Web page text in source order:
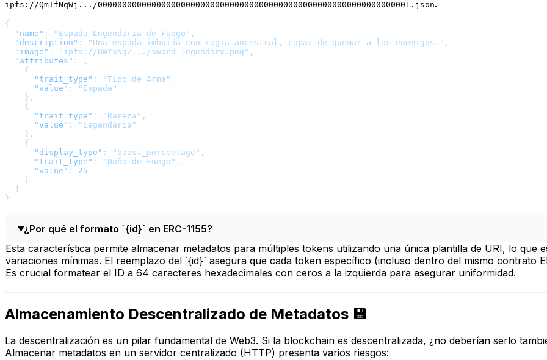
ipfs://QmTfNqWj.../0000000000000000000000000000000000000000000000000000000000000001.json.
{
"name" : "Espada Legendaria de Fuego" ,
"description" : "Una espada imbuida con magia ancestral, capaz de quemar a los enemigos." ,
"image" : "ipfs://QmYxNqZ.../sword-legendary.png" ,
"attributes" :
[
{
"trait_type" : "Tipo de Arma" ,
"value" :
"Espada"
} ,
{
"trait_type" : "Rareza" ,
"value" :
"Legendaria"
} ,
{
"display_type" : "boost_percentage" ,
"trait_type" : "Daño de Fuego" ,
"value" :
25
}
]
}
¿Por qué el formato `{id}` en ERC-1155?
Esta característica permite almacenar metadatos para múltiples tokens utilizando una única plantilla de URI, lo
variaciones mínimas. El reemplazo del `{id}` asegura que cada token específico (incluso dentro del mismo contrato
Es crucial formatear el ID a 64 caracteres hexadecimales con ceros a la izquierda para asegurar uniformidad.
Almacenamiento Descentralizado de Metadatos 💾
La descentralización es un pilar fundamental de Web3. Si la blockchain es descentralizada, ¿no deberían serlo
Almacenar metadatos en un servidor centralizado (HTTP) presenta varios riesgos: